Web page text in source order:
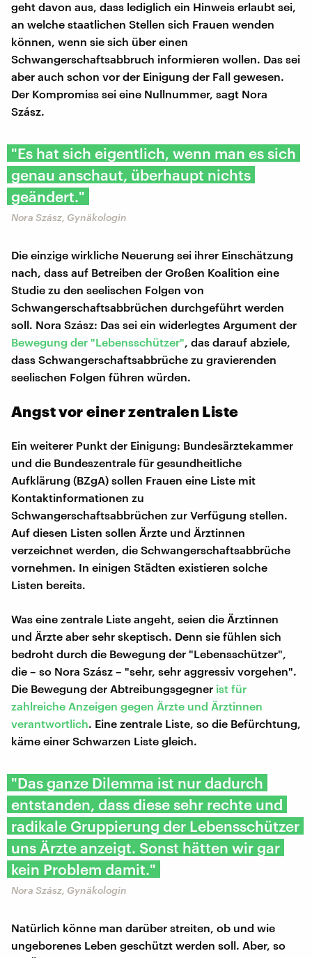
geht davon aus, dass lediglich ein Hinweis erlaubt sei,
an welche staatlichen Stellen sich Frauen wenden
können, wenn sie sich über einen
Schwangerschaftsabbruch informieren wollen. Das sei
aber auch schon vor der Einigung der Fall gewesen.
Der Kompromiss sei eine Nullnummer, sagt Nora
Szász.
"Es hat sich eigentlich, wenn man es sich
genau anschaut, überhaupt nichts
geändert."
Nora Szász, Gynäkologin
Die einzige wirkliche Neuerung sei ihrer Einschätzung
nach, dass auf Betreiben der Großen Koalition eine
Studie zu den seelischen Folgen von
Schwangerschaftsabbrüchen durchgeführt werden
soll. Nora Szász: Das sei ein widerlegtes Argument der
Bewegung der "Lebensschützer" , das darauf abziele,
dass Schwangerschaftsabbrüche zu gravierenden
seelischen Folgen führen würden.
Angst vor einer zentralen Liste
Ein weiterer Punkt der Einigung: Bundesärztekammer
und die Bundeszentrale für gesundheitliche
Aufklärung (BZgA) sollen Frauen eine Liste mit
Kontaktinformationen zu
Schwangerschaftsabbrüchen zur Verfügung stellen.
Auf diesen Listen sollen Ärzte und Ärztinnen
verzeichnet werden, die Schwangerschaftsabbrüche
vornehmen. In einigen Städten existieren solche
Listen bereits.
Was eine zentrale Liste angeht, seien die Ärztinnen
und Ärzte aber sehr skeptisch. Denn sie fühlen sich
bedroht durch die Bewegung der "Lebensschützer",
die – so Nora Szász – "sehr, sehr aggressiv vorgehen".
Die Bewegung der Abtreibungsgegner ist für
zahlreiche Anzeigen gegen Ärzte und Ärztinnen
verantwortlich. Eine zentrale Liste, so die Befürchtung,
käme einer Schwarzen Liste gleich.
"Das ganze Dilemma ist nur dadurch
entstanden, dass diese sehr rechte und
radikale Gruppierung der Lebensschützer
uns Ärzte anzeigt. Sonst hätten wir gar
kein Problem damit."
Nora Szász, Gynäkologin
Natürlich könne man darüber streiten, ob und wie
ungeborenes Leben geschützt werden soll. Aber, so